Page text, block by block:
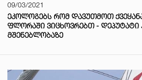
09/03/2021
ᲔᲙᲝᲚᲝᲒᲔᲑᲡ ᲠᲝᲛ ᲓᲐᲕᲣᲗᲛᲝᲗ
ᲤᲚᲝᲠᲐᲨᲘ ᲕᲘᲪᲮᲝᲕᲠᲔᲑᲗ - ᲓᲔᲞᲣᲢᲐᲢᲘ
ᲛᲨᲔᲜᲔᲑᲚᲝᲑᲐᲖᲔ